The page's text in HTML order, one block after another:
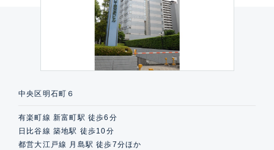
中央区明石町６
有楽町線 新富町駅 徒歩6分
日比谷線 築地駅 徒歩10分
都営大江戸線 月島駅 徒歩7分ほか